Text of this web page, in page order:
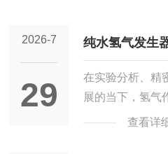
2026-7
29
纯水氢气发生
应用探索
在实验分析、精
展的当下，氢气
与能源载体，市
查看详